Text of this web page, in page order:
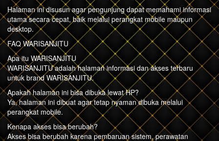
Halaman ini disusun agar pengunjung dapat memahami informasi
utama secara cepat, baik melalui perangkat mobile maupun
desktop.
FAQ WARISANJITU
Apa itu WARISANJITU
WARISANJITU adalah halaman informasi dan akses terbaru
untuk brand WARISANJITU.
Apakah halaman ini bisa dibuka lewat HP?
Ya, halaman ini dibuat agar tetap nyaman dibuka melalui
perangkat mobile.
Kenapa akses bisa berubah?
Akses bisa berubah karena pembaruan sistem, perawatan